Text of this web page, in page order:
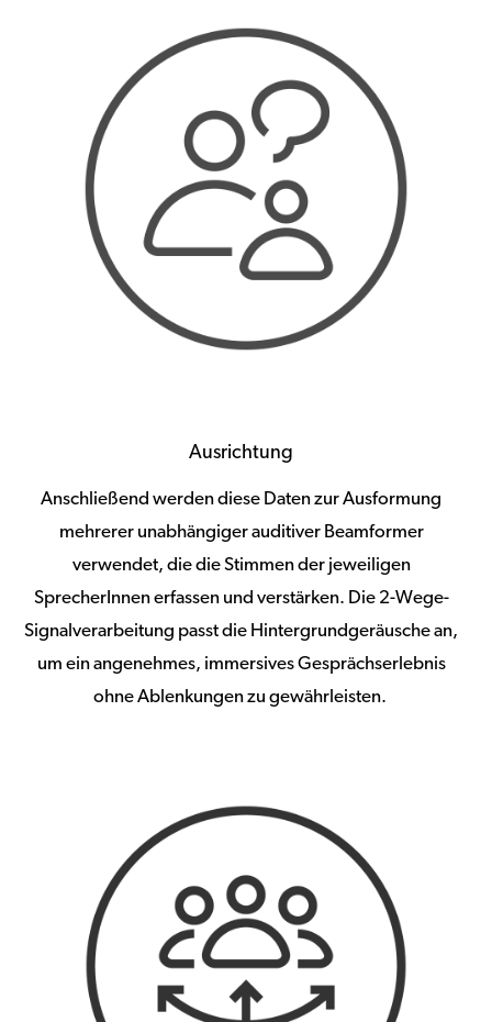
Ausrichtung
Anschließend werden diese Daten zur Ausformung
mehrerer unabhängiger auditiver Beamformer
verwendet, die die Stimmen der jeweiligen
SprecherInnen erfassen und verstärken. Die 2-Wege-
Signalverarbeitung passt die Hintergrundgeräusche an,
um ein angenehmes, immersives Gesprächserlebnis
ohne Ablenkungen zu gewährleisten.